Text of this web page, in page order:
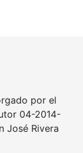
por el
04-2014-
José Rivera